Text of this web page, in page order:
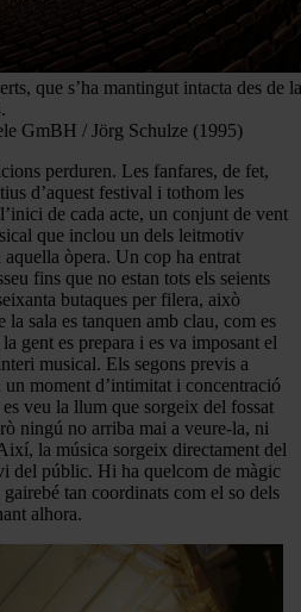
que s’ha mantingut intacta des de
GmBH / Jörg Schulze (1995)
perduren. Les fanfares, de fet,
d’aquest festival i tothom les
de cada acte, un conjunt de vent
que inclou un dels leitmotiv
aquella òpera. Un cop ha entrat
fins que no estan tots els seients
butaques per filera, això
la sala es tanquen amb clau, com es
gent es prepara i es va imposant el
musical. Els segons previs a
un moment d’intimitat i concentració
veu la llum que sorgeix del fossat
ningú no arriba mai a veure-la, ni
la música sorgeix directament del
del públic. Hi ha quelcom de màgic
gairebé tan coordinats com el so dels
alhora.